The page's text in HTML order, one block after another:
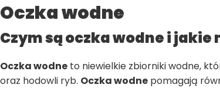
Oczka wodne
Czym są oczka wodne i jakie
Oczka wodne to niewielkie zbiorniki wodne,
oraz hodowli ryb. Oczka wodne pomagają